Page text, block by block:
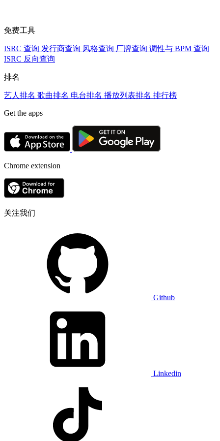
免费工具
ISRC 查询 发行商查询 风格查询 厂牌查询 调性与 BPM 查询
ISRC 反向查询
排名
艺人排名 歌曲排名 电台排名 播放列表排名 排行榜
Get the apps
Chrome extension
关注我们
Github
Linkedin